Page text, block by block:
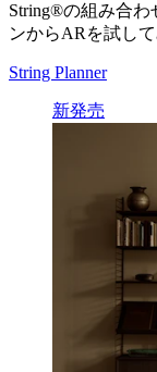
String®の組み合
ンからARを試し
String Planner
新発売